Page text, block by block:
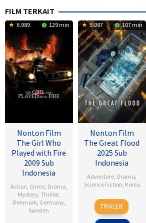
FILM TERKAIT
6.989 129 min
Nonton Film
The Girl Who
Played with Fire
2009 Sub
Indonesia
Action, Crime, Drama,
Mystery, Thriller,
Denmark, Germany,
Sweden
5.987 107 min
Nonton Film
The Great Flood
2025 Sub
Indonesia
Adventure, Drama,
Science Fiction, Korea
18
Sep
Kim
Byung-
TRAILER